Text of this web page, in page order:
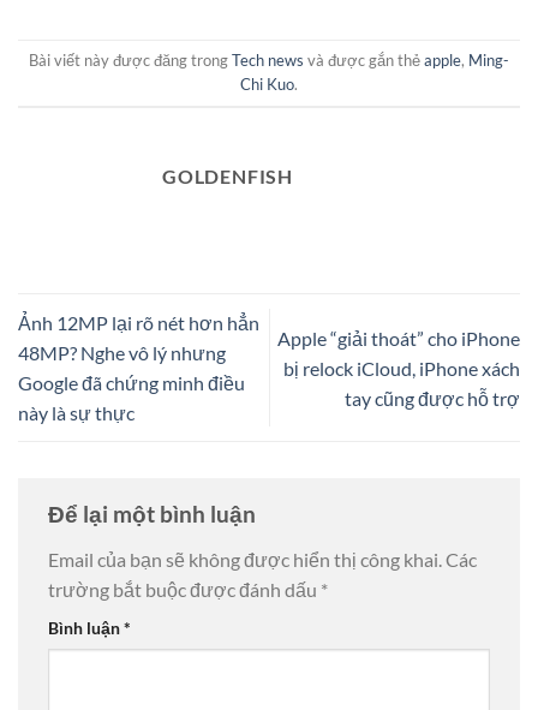
Bài viết này được đăng trongTech news và được gắn thẻapple, Ming-
Chi Kuo.
GOLDENFISH
Ảnh 12MP lại rõ nét hơn hẳn
48MP? Nghe vô lý nhưng
Google đã chứng minh điều
này là sự thực
Apple “giải thoát” cho iPhone
bị relock iCloud, iPhone xách
tay cũng được hỗ trợ
Để lại một bình luận
Email của bạn sẽ không được hiển thị công khai.Các
trường bắt buộc được đánh dấu *
Bình luận*